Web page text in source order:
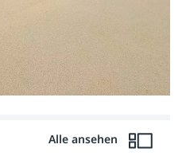
Alle ansehen